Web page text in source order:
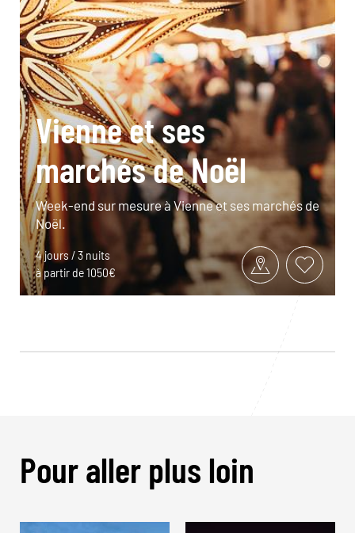
Vienne et ses
marchés de Noël
Week-end sur mesure à Vienne et ses marchés de
Noël.
4 jours / 3 nuits
à partir de 1050€
Pour aller plus loin